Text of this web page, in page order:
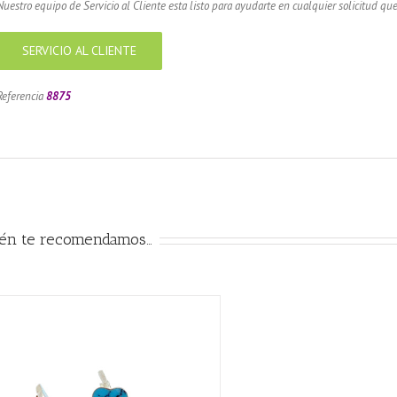
equipo de Servicio al Cliente esta listo para ayudarte en cualquier solicitud
SERVICIO AL CLIENTE
8875
te recomendamos…